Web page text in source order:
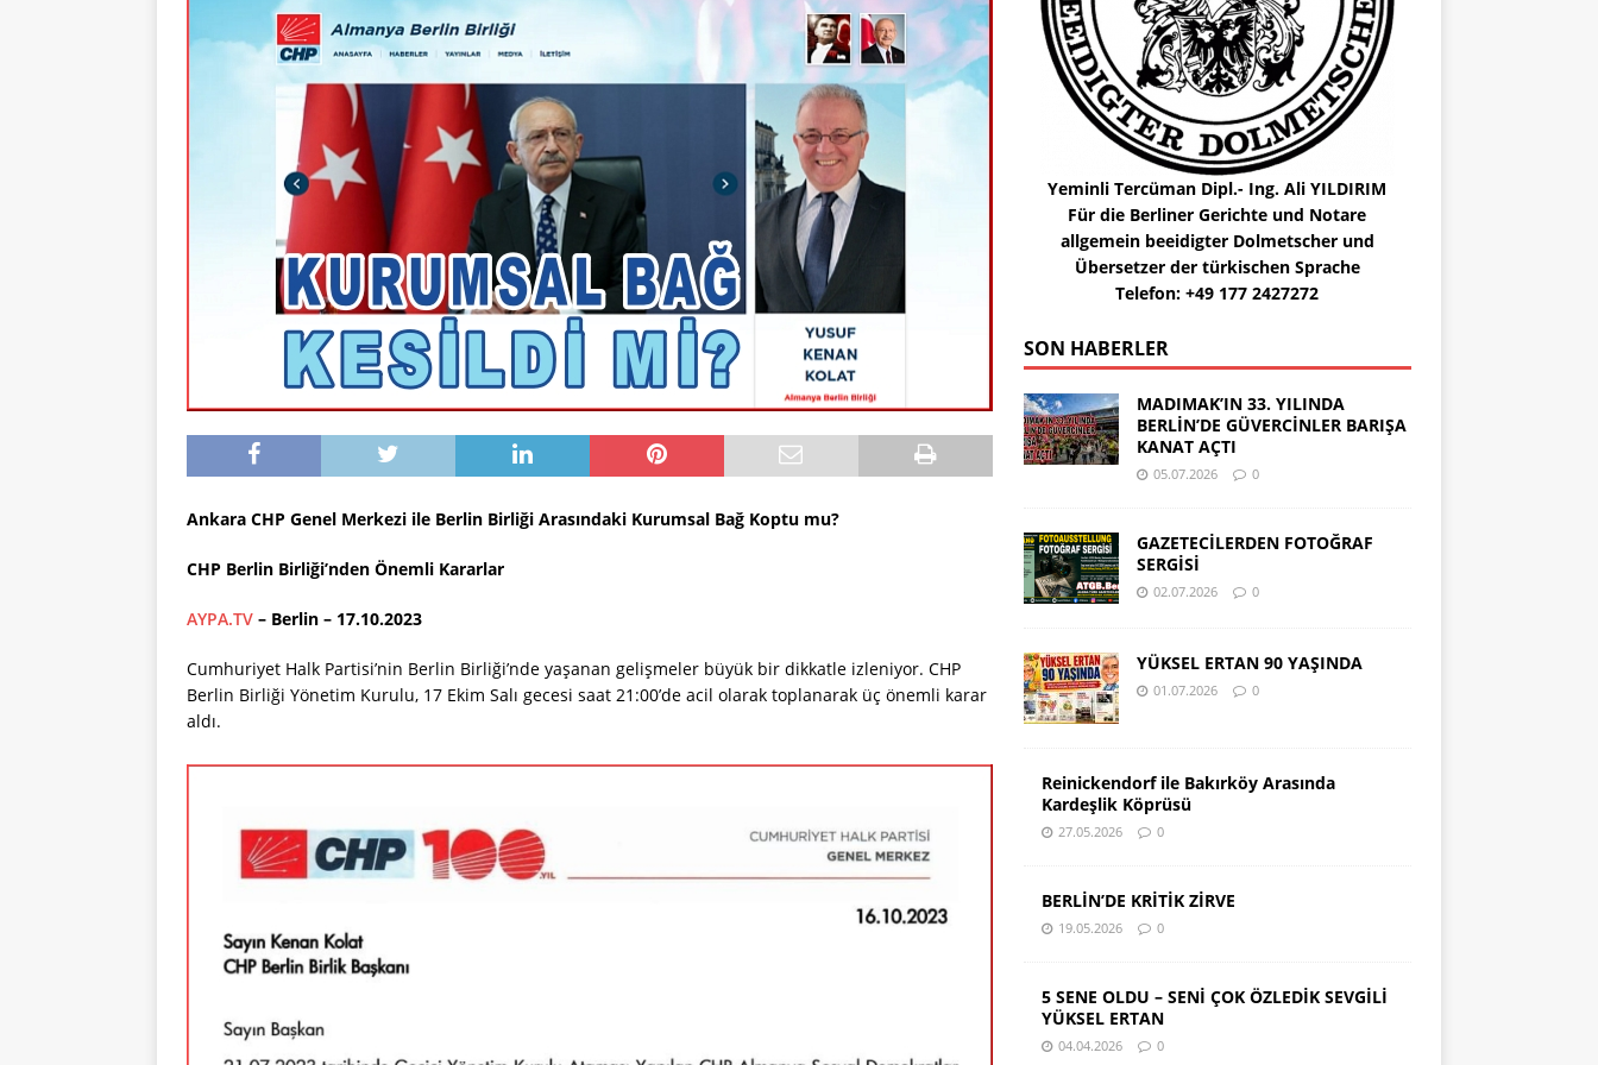
Ankara CHP Genel Merkezi ile Berlin Birliği Arasındaki Kurumsal Bağ Koptu mu?
CHP Berlin Birliği’nden Önemli Kararlar
AYPA.TV – Berlin – 17.10.2023
Cumhuriyet Halk Partisi’nin Berlin Birliği’nde yaşanan gelişmeler büyük bir dikkatle izleniyor. CHP
Berlin Birliği Yönetim Kurulu, 17 Ekim Salı gecesi saat 21:00’de acil olarak toplanarak üç önemli karar
aldı.
Yeminli Tercüman Dipl.- Ing. Ali YILDIRIM
Für die Berliner Gerichte und Notare
allgemein beeidigter Dolmetscher und
Übersetzer der türkischen Sprache
Telefon: +49 177 2427272
SON HABERLER
MADIMAK’IN 33. YILINDA
BERLİN’DE GÜVERCİNLER BARIŞA
KANAT AÇTI
05.07.2026 0
GAZETECİLERDEN FOTOĞRAF
SERGİSİ
02.07.2026 0
YÜKSEL ERTAN 90 YAŞINDA
01.07.2026 0
Reinickendorf ile Bakırköy Arasında
Kardeşlik Köprüsü
27.05.2026 0
BERLİN’DE KRİTİK ZİRVE
19.05.2026 0
5 SENE OLDU – SENİ ÇOK ÖZLEDİK SEVGİLİ
YÜKSEL ERTAN
04.04.2026 0